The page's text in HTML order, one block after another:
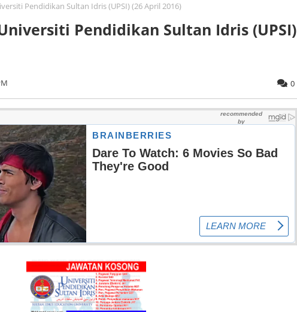
Pendidikan Sultan Idris (UPSI) (26 April 2016)
Pendidikan Sultan Idris (UPSI)
0